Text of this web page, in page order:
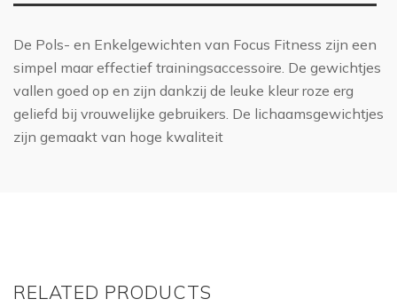
De Pols- en Enkelgewichten van Focus Fitness zijn een
simpel maar effectief trainingsaccessoire. De gewichtjes
vallen goed op en zijn dankzij de leuke kleur roze erg
geliefd bij vrouwelijke gebruikers. De lichaamsgewichtjes
zijn gemaakt van hoge kwaliteit
RELATED PRODUCTS